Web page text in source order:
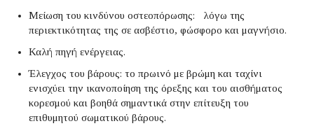
Μείωση του κινδύνου οστεοπόρωσης: λόγω της
περιεκτικότητας της σε ασβέστιο, φώσφορο και μαγνήσιο.
Καλή πηγή ενέργειας.
Έλεγχος του βάρους: το πρωινό με βρώμη και ταχίνι
ενισχύει την ικανοποίηση της όρεξης και του αισθήματος
κορεσμού και βοηθά σημαντικά στην επίτευξη του
επιθυμητού σωματικού βάρους.